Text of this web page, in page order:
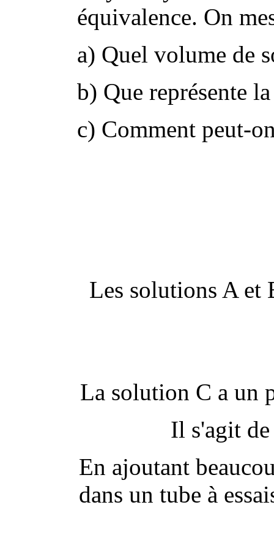
équivalence. On
a) Quel volume de
b) Que représente
c) Comment peut-
Les solutions A et
La solution C a un
Il s'agit
En ajoutant
dans un tube à